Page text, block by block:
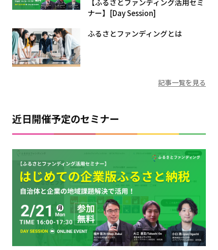
【ふるさとファンディング活用セミ
ナー】[Day Session]
ふるさとファンディングとは
記事一覧を見る
近日開催予定のセミナー